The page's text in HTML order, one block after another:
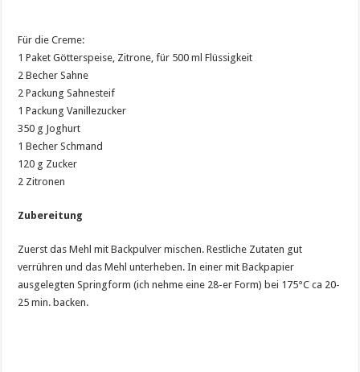
Für die Creme:
1 Paket Götterspeise, Zitrone, für 500 ml Flüssigkeit
2 Becher Sahne
2 Packung Sahnesteif
1 Packung Vanillezucker
350 g Joghurt
1 Becher Schmand
120 g Zucker
2 Zitronen
Zubereitung
Zuerst das Mehl mit Backpulver mischen. Restliche Zutaten gut
verrühren und das Mehl unterheben. In einer mit Backpapier
ausgelegten Springform (ich nehme eine 28-er Form) bei 175°C ca 20-
25 min. backen.